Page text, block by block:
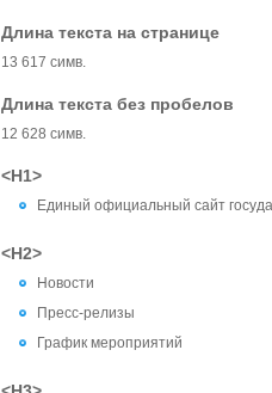
Длина текста на странице
13 617 симв.
Длина текста без пробелов
12 628 симв.
<H1>
Единый официальный сайт
<H2>
Новости
Пресс-релизы
График мероприятий